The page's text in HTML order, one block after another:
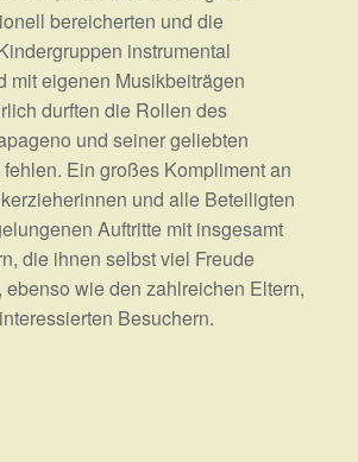
bereicherten und die
instrumental
mit eigenen Musikbeiträgen
durften die Rollen des
und seiner geliebten
Ein großes Kompliment an
und alle Beteiligten
Auftritte mit insgesamt
die ihnen selbst viel Freude
ebenso wie den zahlreichen Eltern,
Besuchern.